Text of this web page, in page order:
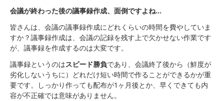
会議が終わった後の議事録作成、面倒ですよね...
皆さんは、会議の議事録作成にどれくらいの時間を費やしていま
すか？議事録作成は、会議の記録を残す上で欠かせない作業です
が、議事録を作成するのは大変です。
議事録というのはスピード勝負であり、会議終了後から（鮮度が
劣化しないうちに）どれだけ短い時間で作ることができるかが重
要です。しっかり作っても配布が1ヶ月後とか、早くできても内
容が不正確では意味がありません。